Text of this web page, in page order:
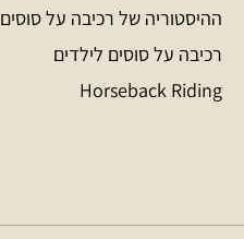
ההיסטוריה של רכיבה על סוסים
רכיבה על סוסים לילדים
Horseback Riding